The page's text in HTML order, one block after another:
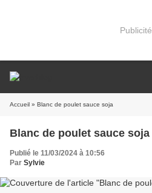
Publicité
Accueil » Blanc de poulet sauce soja
Blanc de poulet sauce soja
Publié le 11/03/2024 à 10:56
Par Sylvie